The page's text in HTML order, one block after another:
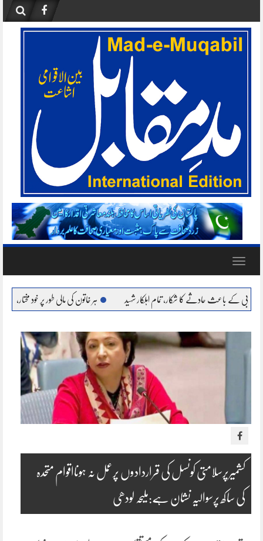
content
Toggle
کا شکار، تمام اہلکار شہید ہر خاتون کی مالی طور پر خود مختار، بااحتیار بنانا ہمارا عزم :
کشمیرپرسلامتی کونسل کی قراردادوں پرعمل نہ ہونااقوام متحدہ
کی ساکھ پرسوالیہ نشان ہے:ملیحہ لودھی